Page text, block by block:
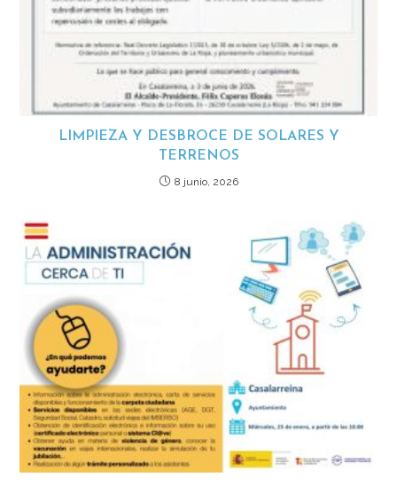
LIMPIEZA Y DESBROCE DE SOLARES Y
TERRENOS
8 junio, 2026